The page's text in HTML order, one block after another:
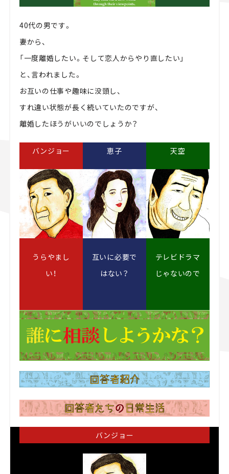
40代の男です。
妻から、
「一度離婚したい。そして恋人からやり直したい」
と、言われました。
お互いの仕事や趣味に没頭し、
すれ違い状態が長く続いていたのですが、
離婚したほうがいいのでしょうか？
バンジョー
うらやまし
い！
恵子
互いに必要で
はない？
天空
テレビドラマ
じゃないので
バンジョー